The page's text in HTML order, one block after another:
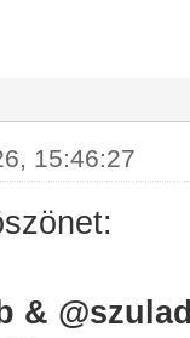
15:46:27
& @